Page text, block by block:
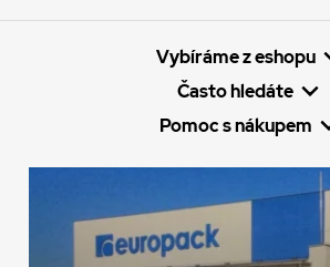
Vybíráme z eshopu
Často hledáte
Pomoc s nákupem